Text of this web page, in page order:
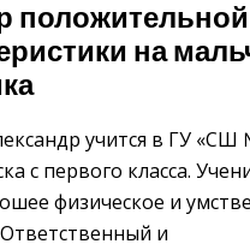
положительной
на
учится в ГУ «СШ
с первого класса.
физическое и
и